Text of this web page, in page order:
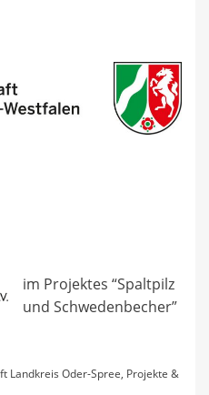
im Projektes “Spaltpilz
und Schwedenbecher”
Landkreis Oder-Spree, Projekte &